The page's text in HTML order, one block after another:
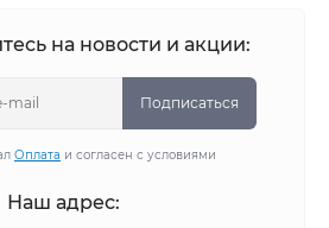
на новости и акции:
Подписаться
Оплата и согласен с условиями
Наш адрес: